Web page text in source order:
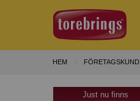
HEM FÖRETAGSKUND
Just nu finns